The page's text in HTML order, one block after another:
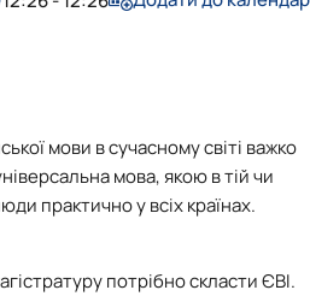
мови в сучасному світі важко
мова, якою в тій чи
практично у всіх країнах.
потрібно скласти ЄВІ.